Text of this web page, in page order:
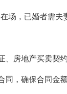
场，已婚者需夫
房地产买卖契约
，确保合同金额